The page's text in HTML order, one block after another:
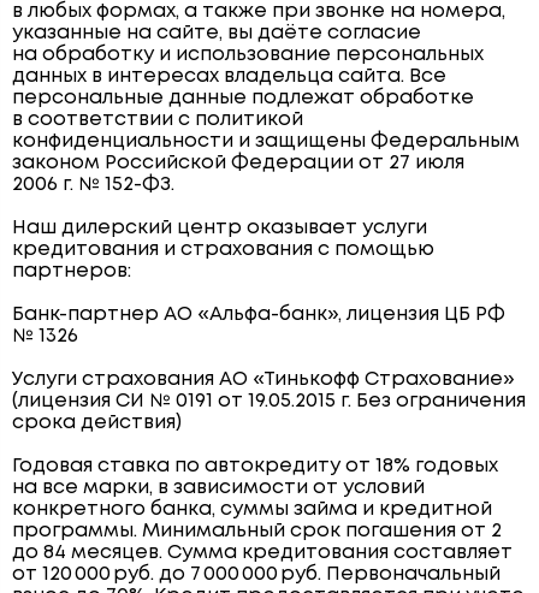
в любых формах, а также при звонке на номера,
указанные на сайте, вы даёте согласие
на обработку и использование персональных
данных в интересах владельца сайта. Все
персональные данные подлежат обработке
в соответствии с политикой
конфиденциальности и защищены Федеральным
законом Российской Федерации от 27 июля
2006 г. № 152-ФЗ.
Наш дилерский центр оказывает услуги
кредитования и страхования с помощью
партнеров:
Банк-партнер АО «Альфа-банк», лицензия ЦБ РФ
№ 1326
Услуги страхования АО «Тинькофф Страхование»
(лицензия СИ № 0191 от 19.05.2015 г. Без ограничения
срока действия)
Годовая ставка по автокредиту от 18% годовых
на все марки, в зависимости от условий
конкретного банка, суммы займа и кредитной
программы. Минимальный срок погашения от 2
до 84 месяцев. Сумма кредитования составляет
от 120 000 руб. до 7 000 000 руб. Первоначальный